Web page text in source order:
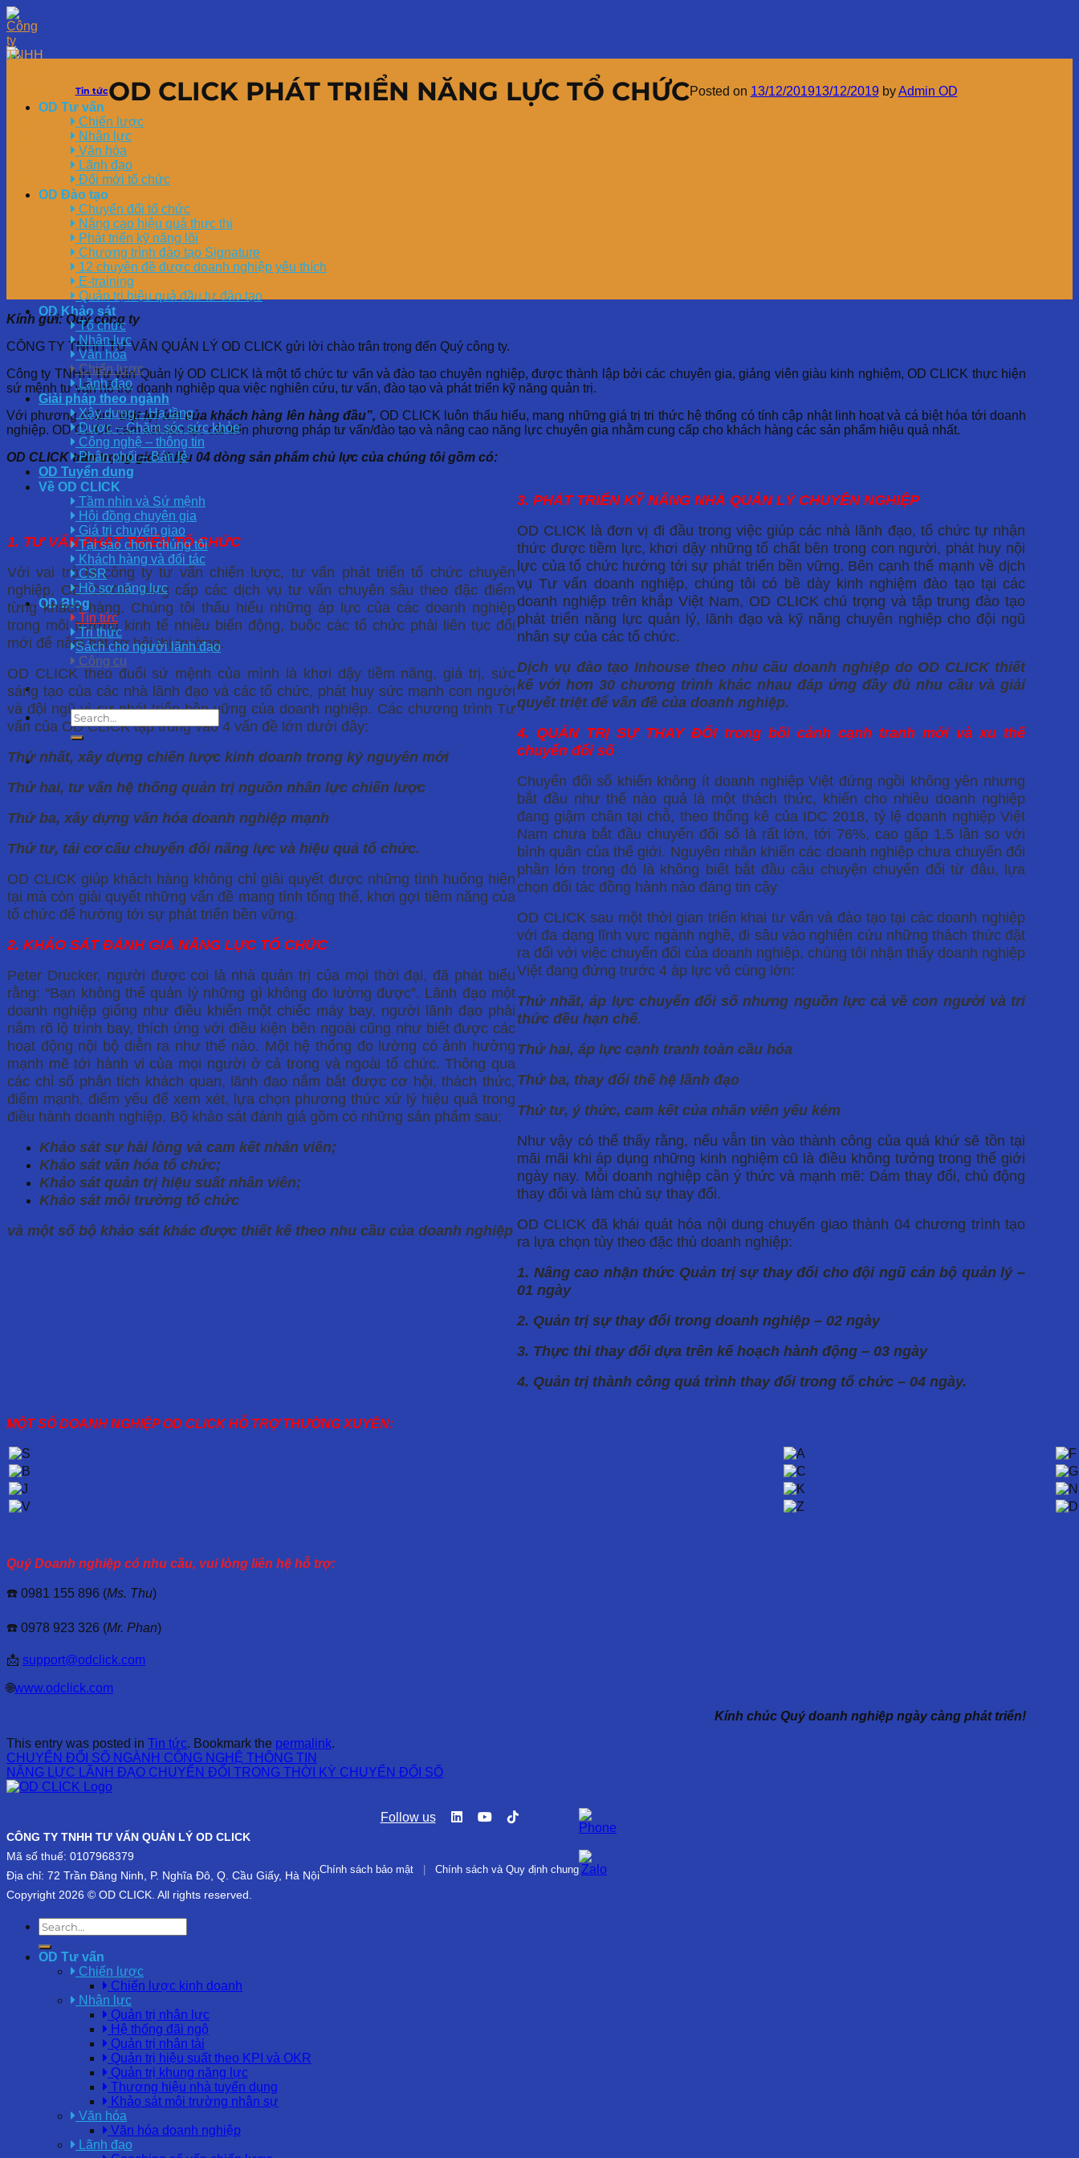
OD Tư vấn
Chiến lược
Nhân lực
Văn hóa
Lãnh đạo
Đổi mới tổ chức
OD Đào tạo
Chuyển đổi tổ chức
Nâng cao hiệu quả thực thi
Phát triển kỹ năng lõi
Chương trình đào tạo Signature
12 chuyên đề được doanh nghiệp yêu thích
E-training
Quản trị hiệu quả đầu tư đào tạo
OD Khảo sát
Tổ chức
Nhân lực
Văn hóa
Chiến lược
Lãnh đạo
Giải pháp theo ngành
Xây dựng – Hạ tầng
Dược – Chăm sóc sức khỏe
Công nghệ – thông tin
Phân phối – Bán lẻ
OD Tuyển dụng
Về OD CLICK
Tầm nhìn và Sứ mệnh
Hội đồng chuyên gia
Giá trị chuyển giao
Tại sao chọn chúng tôi
Khách hàng và đối tác
CSR
Hồ sơ năng lực
OD Blog
Tin tức
Tri thức
Sách cho người lãnh đạo
Công cụ
Tin tứcOD CLICK PHÁT TRIỂN NĂNG LỰC TỔ CHỨCPosted on 13/12/201913/12/2019 byAdmin OD
Kính gửi: Quý công ty
CÔNG TY TNHH TƯ VẤN QUẢN LÝ OD CLICK gửi lời chào trân trọng đến Quý công ty.
Công ty TNHH Tư vấn Quản lý OD CLICK là một tổ chức tư vấn và đào tạo chuyên nghiệp, được thành lập bởi các chuyên gia, giảng viên giàu kinh nghiệm, OD CLICK thực hiện
sứ mệnh tư vấn hỗ trợ doanh nghiệp qua việc nghiên cứu, tư vấn, đào tạo và phát triển kỹ năng quản trị.
Với phương châm “Đặt lợi ích của khách hàng lên hàng đầu”, OD CLICK luôn thấu hiểu, mang những giá trị tri thức hệ thống có tính cập nhật linh hoạt và cá biệt hóa tới doanh
nghiệp. OD CLICK cam kết liên tục cải tiến phương pháp tư vấn/đào tạo và nâng cao năng lực chuyên gia nhằm cung cấp cho khách hàng các sản phẩm hiệu quả nhất.
OD CLICK trân trọng giới thiệu 04 dòng sản phẩm chủ lực của chúng tôi gồm có:
1. TƯ VẤN PHÁT TRIỂN TỔ CHỨC
Với vai trò là công ty tư vấn chiến lược, tư vấn phát triển tổ chức chuyên
nghiệp, OD CLICK cung cấp các dịch vụ tư vấn chuyên sâu theo đặc điểm
từng khách hàng. Chúng tôi thấu hiểu những áp lực của các doanh nghiệp
trong môi trường kinh tế nhiều biến động, buộc các tổ chức phải liên tục đổi
mới để nắm bắt cơ hội thị trường.
OD CLICK theo đuổi sứ mệnh của mình là khơi dậy tiềm năng, giá trị, sức
sáng tạo của các nhà lãnh đạo và các tổ chức, phát huy sức mạnh con người
và đội ngũ vì sự phát triển bền vững của doanh nghiệp. Các chương trình Tư
vấn của OD CLICK tập trung vào 4 vấn đề lớn dưới đây:
Thứ nhất, xây dựng chiến lược kinh doanh trong kỷ nguyên mới
Thứ hai, tư vấn hệ thống quản trị nguồn nhân lực chiến lược
Thứ ba, xây dựng văn hóa doanh nghiệp mạnh
Thứtư, tái cơ cấu chuyển đổi năng lực và hiệu quả tổ chức.
OD CLICK giúp khách hàng không chỉ giải quyết được những tình huống hiện
tại mà còn giải quyết những vấn đề mang tính tổng thể, khơi gợi tiềm năng của
tổ chức để hướng tới sự phát triển bền vững.
2. KHẢO SÁT ĐÁNH GIÁ NĂNG LỰC TỔ CHỨC
Peter Drucker, người được coi là nhà quản trị của mọi thời đại, đã phát biểu
rằng: “Bạn không thể quản lý những gì không đo lường được”. Lãnh đạo một
doanh nghiệp giống như điều khiển một chiếc máy bay, người lãnh đạo phải
nắm rõ lộ trình bay, thích ứng với điều kiện bên ngoài cũng như biết được các
hoạt động nội bộ diễn ra như thế nào. Một hệ thống đo lường có ảnh hưởng
mạnh mẽ tới hành vi của mọi người ở cả trong và ngoài tổ chức. Thông qua
các chỉ số phân tích khách quan, lãnh đạo nắm bắt được cơ hội, thách thức,
điểm mạnh, điểm yếu để xem xét, lựa chọn phương thức xử lý hiệu quả trong
điều hành doanh nghiệp. Bộ khảo sát đánh giá gồm có những sản phẩm sau:
Khảo sát sự hài lòng và cam kết nhân viên;
Khảo sát văn hóa tổ chức;
Khảo sát quản trị hiệu suất nhân viên;
Khảo sát môi trường tổ chức
và một số bộ khảo sát khác được thiết kế theo nhu cầu của doanh nghiệp
3. PHÁT TRIỂN KỸ NĂNG NHÀ QUẢN LÝ CHUYÊN NGHIỆP
OD CLICK là đơn vị đi đầu trong việc giúp các nhà lãnh đạo, tổ chức tự nhận
thức được tiềm lực, khơi dậy những tố chất bên trong con người, phát huy nội
lực của tổ chức hướng tới sự phát triển bền vững. Bên cạnh thế mạnh về dịch
vụ Tư vấn doanh nghiệp, chúng tôi có bề dày kinh nghiệm đào tạo tại các
doanh nghiệp trên khắp Việt Nam, OD CLICK chú trọng và tập trung đào tạo
phát triển năng lực quản lý, lãnh đạo và kỹ năng chuyên nghiệp cho đội ngũ
nhân sự của các tổ chức.
Dịch vụ đào tạo Inhouse theo nhu cầu doanh nghiệp do OD CLICK thiết
kế với hơn 30 chương trình khác nhau đáp ứng đầy đủ nhu cầu và giải
quyết triệt để vấn đề của doanh nghiệp.
4. QUẢN TRỊ SỰ THAY ĐỔI trong bối cảnh cạnh tranh mới và xu thế
chuyển đổi số
Chuyển đổi số khiến không ít doanh nghiệp Việt đứng ngồi không yên nhưng
bắt đầu như thế nào quả là một thách thức, khiến cho nhiều doanh nghiệp
đang giậm chân tại chỗ, theo thống kê của IDC 2018, tỷ lệ doanh nghiệp Việt
Nam chưa bắt đầu chuyển đổi số là rất lớn, tới 76%, cao gấp 1,5 lần so với
bình quân của thế giới. Nguyên nhân khiến các doanh nghiệp chưa chuyển đổi
phần lớn trong đó là không biết bắt đầu câu chuyện chuyển đổi từ đâu, lựa
chọn đối tác đồng hành nào đáng tin cậy
OD CLICK sau một thời gian triển khai tư vấn và đào tạo tại các doanh nghiệp
với đa dạng lĩnh vực ngành nghề, đi sâu vào nghiên cứu những thách thức đặt
ra đối với việc chuyển đổi của doanh nghiệp, chúng tôi nhận thấy doanh nghiệp
Việt đang đứng trước 4 áp lực vô cùng lớn:
Thứ nhất, áp lực chuyển đổi số nhưng nguồn lực cả về con người và tri
thức đều hạn chế.
Thứ hai, áp lực cạnh tranh toàn cầu hóa
Thứ ba, thay đổi thế hệ lãnh đạo
Thứ tư, ý thức, cam kết của nhân viên yếu kém
Như vậy có thể thấy rằng, nếu vẫn tin vào thành công của quá khứ sẽ tồn tại
mãi mãi khi áp dụng những kinh nghiệm cũ là điều không tưởng trong thế giới
ngày nay. Mỗi doanh nghiệp cần ý thức và mạnh mẽ: Dám thay đổi, chủ động
thay đổi và làm chủ sự thay đổi.
OD CLICK đã khái quát hóa nội dung chuyển giao thành 04 chương trình tạo
ra lựa chọn tùy theo đặc thù doanh nghiệp:
1. Nâng cao nhận thức Quản trị sự thay đổi cho đội ngũ cán bộ quản lý –
01 ngày
2. Quản trị sự thay đổi trong doanh nghiệp – 02 ngày
3. Thực thi thay đổi dựa trên kế hoạch hành động – 03 ngày
4. Quản trị thành công quá trình thay đổi trong tổ chức – 04 ngày.
MỘT SỐ DOANH NGHIỆP OD CLICK HỖ TRỢ THƯỜNG XUYÊN:
Quý Doanh nghiệp có nhu cầu, vui lòng liên hệ hỗ trợ:
☎️ 0981 155 896 (Ms. Thu)
☎️ 0978 923 326 (Mr. Phan)
📩 support@odclick.com
🌐www.odclick.com
Kính chúc Quý doanh nghiệp ngày càng phát triển!
This entry was posted in Tin tức. Bookmark the permalink.
CHUYỂN ĐỔI SỐ NGÀNH CÔNG NGHỆ THÔNG TIN
NĂNG LỰC LÃNH ĐẠO CHUYỂN ĐỔI TRONG THỜI KỲ CHUYỂN ĐỔI SỐ
CÔNG TY TNHH TƯ VẤN QUẢN LÝ OD CLICK
Mã số thuế: 0107968379
Địa chỉ: 72 Trần Đăng Ninh, P. Nghĩa Đô, Q. Cầu Giấy, Hà Nội
Copyright 2026 © OD CLICK. All rights reserved.
Follow us
Chính sách bảo mật | Chính sách và Quy định chung
OD Tư vấn
Chiến lược
Chiến lược kinh doanh
Nhân lực
Quản trị nhân lực
Hệ thống đãi ngộ
Quản trị nhân tài
Quản trị hiệu suất theo KPI và OKR
Quản trị khung năng lực
Thương hiệu nhà tuyển dụng
Khảo sát môi trường nhân sự
Văn hóa
Văn hóa doanh nghiệp
Lãnh đạo